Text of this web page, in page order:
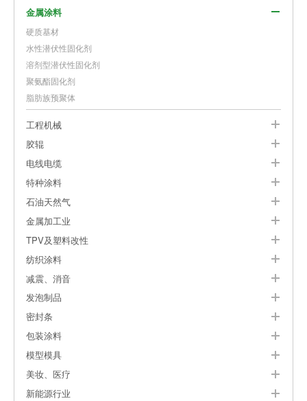
金属涂料
硬质基材
水性潜伏性固化剂
溶剂型潜伏性固化剂
聚氨酯固化剂
脂肪族预聚体
工程机械
胶辊
电线电缆
特种涂料
石油天然气
金属加工业
TPV及塑料改性
纺织涂料
减震、消音
发泡制品
密封条
包装涂料
模型模具
美妆、医疗
新能源行业